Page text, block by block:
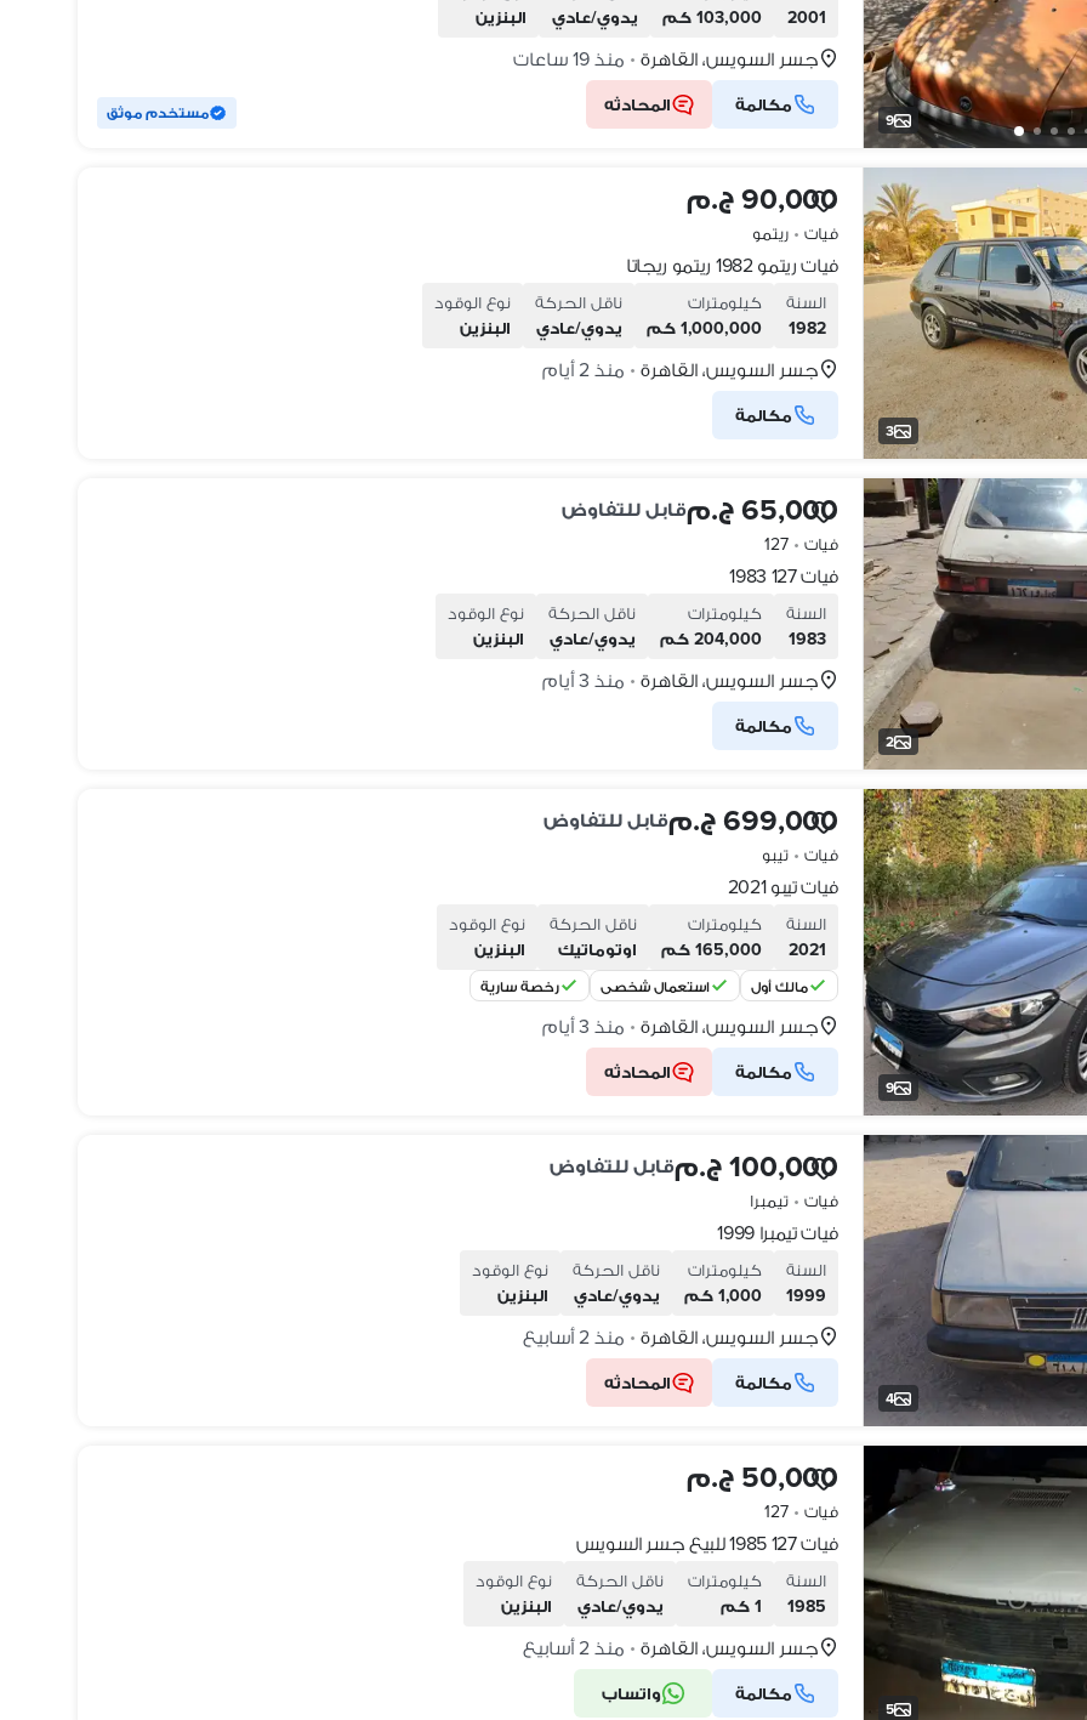
9
2001
103,000 كم
يدوي/عادي
البنزين
جسر السويس، القاهرة • منذ 19 ساعات
مكالمة المحادثه مستخدم موثق
3
90,000 ج.م
فيات • ريتمو
فيات ريتمو 1982 ريتمو ريجاتا
السنة
1982
كيلومترات
1,000,000 كم
ناقل الحركة
يدوي/عادي
نوع الوقود
البنزين
جسر السويس، القاهرة • منذ 2 أيام
مكالمة
2
65,000 ج.م قابل للتفاوض
فيات •
127
فيات 127 1983
السنة
1983
كيلومترات
204,000 كم
ناقل الحركة
يدوي/عادي
نوع الوقود
البنزين
جسر السويس، القاهرة • منذ 3 أيام
مكالمة
9
699,000 ج.م قابل للتفاوض
فيات • تيبو
فيات تيبو 2021
السنة
2021
كيلومترات
165,000 كم
ناقل الحركة
اوتوماتيك
نوع الوقود
البنزين
مالك أول استعمال شخصي رخصة سارية
جسر السويس، القاهرة • منذ 3 أيام
مكالمة المحادثه
4
100,000 ج.م قابل للتفاوض
فيات • تيمبرا
فيات تيمبرا 1999
السنة
1999
كيلومترات
1,000 كم
ناقل الحركة
يدوي/عادي
نوع الوقود
البنزين
جسر السويس، القاهرة • منذ 2 أسابيع
مكالمة المحادثه
5
50,000 ج.م
فيات •
127
فيات 127 1985 للبيع جسر السويس
السنة
1985
كيلومترات
1 كم
ناقل الحركة
يدوي/عادي
نوع الوقود
البنزين
جسر السويس، القاهرة • منذ 2 أسابيع
مكالمة واتساب